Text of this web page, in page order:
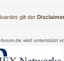
gilt der Disclaimer
forum.de wird unterstützt